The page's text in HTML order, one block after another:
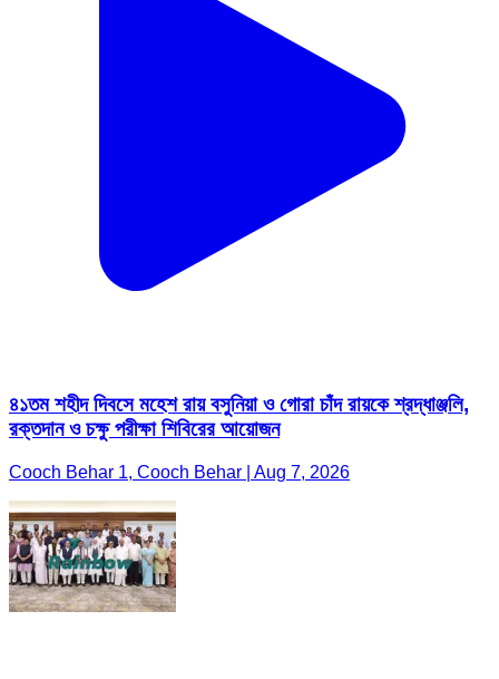
৪১তম শহীদ দিবসে মহেশ রায় বসুনিয়া ও গোরা চাঁদ রায়কে শ্রদ্ধাঞ্জলি,
রক্তদান ও চক্ষু পরীক্ষা শিবিরের আয়োজন
Cooch Behar 1, Cooch Behar | Aug 7, 2026